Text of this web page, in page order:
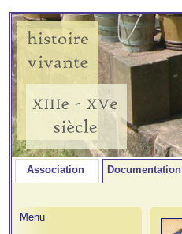
Association Documentation
Menu